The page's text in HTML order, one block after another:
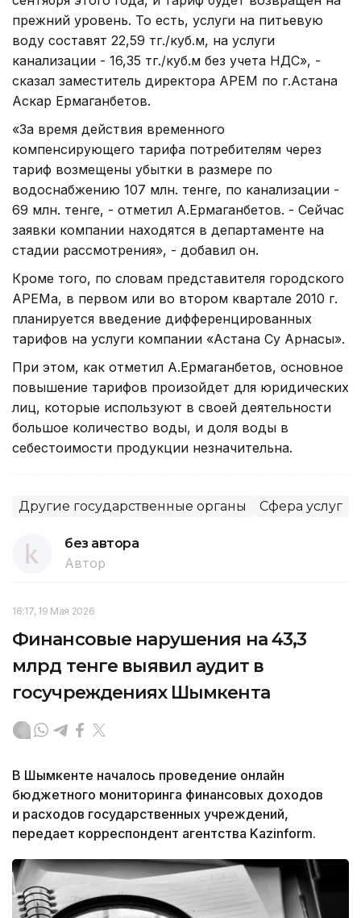
прежний уровень. То есть, услуги на питьевую
воду составят 22,59 тг./куб.м, на услуги
канализации - 16,35 тг./куб.м без учета НДС», -
сказал заместитель директора АРЕМ по г.Астана
Аскар Ермаганбетов.
«За время действия временного
компенсирующего тарифа потребителям через
тариф возмещены убытки в размере по
водоснабжению 107 млн. тенге, по канализации -
69 млн. тенге, - отметил А.Ермаганбетов. - Сейчас
заявки компании находятся в департаменте на
стадии рассмотрения», - добавил он.
Кроме того, по словам представителя городского
АРЕМа, в первом или во втором квартале 2010 г.
планируется введение дифференцированных
тарифов на услуги компании «Астана Су Арнасы».
При этом, как отметил А.Ермаганбетов, основное
повышение тарифов произойдет для юридических
лиц, которые используют в своей деятельности
большое количество воды, и доля воды в
себестоимости продукции незначительна.
Другие государственные органы Сфера услуг
без автора
Автор
16:17, 19 Мая 2026
Финансовые нарушения на 43,3
млрд тенге выявил аудит в
госучреждениях Шымкента
В Шымкенте началось проведение онлайн
бюджетного мониторинга финансовых доходов
и расходов государственных учреждений,
передает корреспондент агентства Kazinform.